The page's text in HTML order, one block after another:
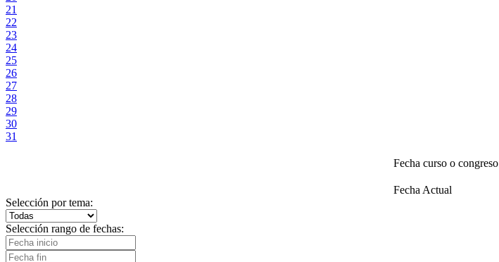
21
22
23
24
25
26
27
28
29
30
31
Fecha curso o congreso
Fecha Actual
Selección por tema:
Selección rango de fechas: